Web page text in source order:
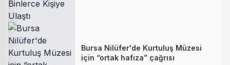
Bursa Nilüfer'de Kurtuluş Müzesi
için “ortak hafıza” çağrısı